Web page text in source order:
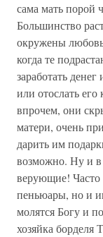
сама мать порой
Большинство
окружены
когда те
заработать
или отослать
впрочем, они
матери, очень
дарить им
возможно. Ну и в
верующие! Часто
пеньюары, но и
молятся Богу и
хозяйка борделя